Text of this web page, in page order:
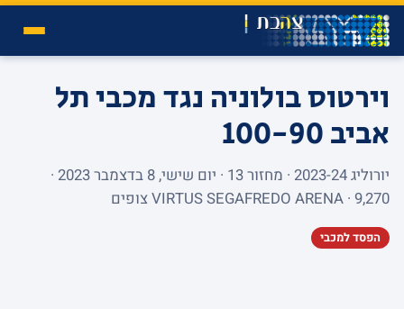
וירטוס בולוניה נגד מכבי תל
אביב100-90
יורוליג 2023-24 · מחזור 13 · יום שישי, 8 בדצמבר 2023 ·
VIRTUS SEGAFREDO ARENA · 9,270 צופים
הפסד למכבי